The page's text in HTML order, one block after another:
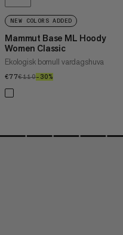
NEW COLORS ADDED
Mammut Base ML Hoody
Women Classic
Ekologisk bomull vardagshuva
€77€77
€110€110
–30%